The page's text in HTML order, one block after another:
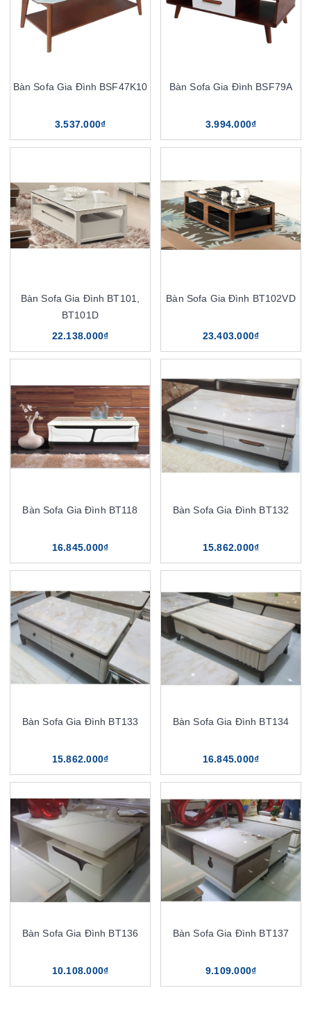
Bàn Sofa Gia Đình BSF47K10
3.537.000₫
Bàn Sofa Gia Đình BSF79A
3.994.000₫
Bàn Sofa Gia Đình BT101,
BT101D
22.138.000₫
Bàn Sofa Gia Đình BT102VD
23.403.000₫
Bàn Sofa Gia Đình BT118
16.845.000₫
Bàn Sofa Gia Đình BT132
15.862.000₫
Bàn Sofa Gia Đình BT133
15.862.000₫
Bàn Sofa Gia Đình BT134
16.845.000₫
Bàn Sofa Gia Đình BT136
10.108.000₫
Bàn Sofa Gia Đình BT137
9.109.000₫